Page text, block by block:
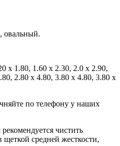
овальный.
x 1.80, 1.60 x 2.30, 2.0 x 2.90,
2.80 x 4.80, 3.80 x 4.80, 3.80 x
по телефону у наших
чистить
щеткой средней жесткости,